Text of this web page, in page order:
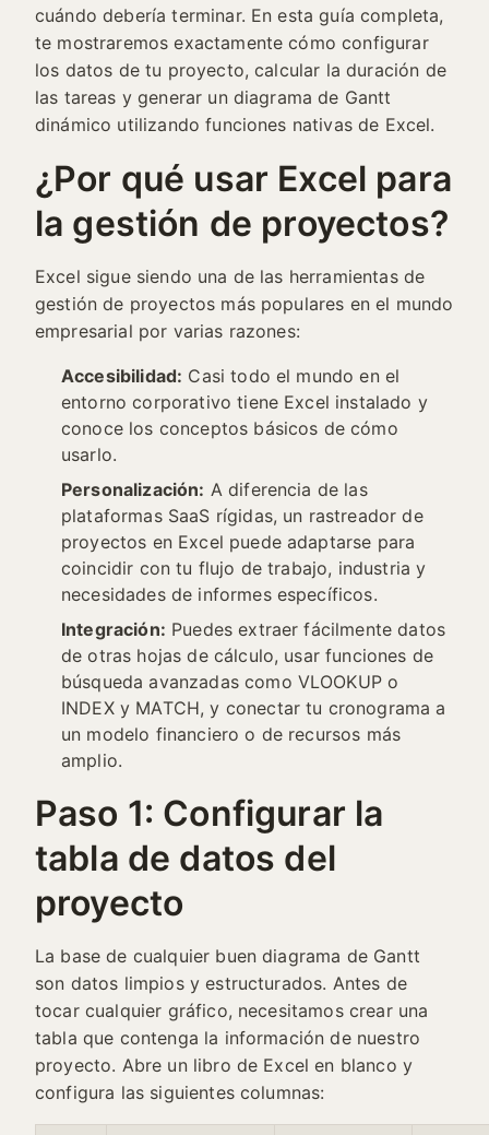
cuándo debería terminar. En esta guía completa,
te mostraremos exactamente cómo configurar
los datos de tu proyecto, calcular la duración de
las tareas y generar un diagrama de Gantt
dinámico utilizando funciones nativas de Excel.
¿Por qué usar Excel para
la gestión de proyectos?
Excel sigue siendo una de las herramientas de
gestión de proyectos más populares en el mundo
empresarial por varias razones:
Accesibilidad: Casi todo el mundo en el
entorno corporativo tiene Excel instalado y
conoce los conceptos básicos de cómo
usarlo.
Personalización: A diferencia de las
plataformas SaaS rígidas, un rastreador de
proyectos en Excel puede adaptarse para
coincidir con tu flujo de trabajo, industria y
necesidades de informes específicos.
Integración: Puedes extraer fácilmente datos
de otras hojas de cálculo, usar funciones de
búsqueda avanzadas como VLOOKUP o
INDEX y MATCH, y conectar tu cronograma a
un modelo financiero o de recursos más
amplio.
Paso 1: Configurar la
tabla de datos del
proyecto
La base de cualquier buen diagrama de Gantt
son datos limpios y estructurados. Antes de
tocar cualquier gráfico, necesitamos crear una
tabla que contenga la información de nuestro
proyecto. Abre un libro de Excel en blanco y
configura las siguientes columnas: